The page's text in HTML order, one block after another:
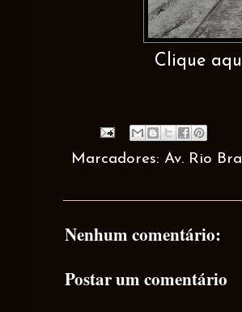
Clique
Marcadores: Av. Rio
Nenhum comentário:
Postar um comentário